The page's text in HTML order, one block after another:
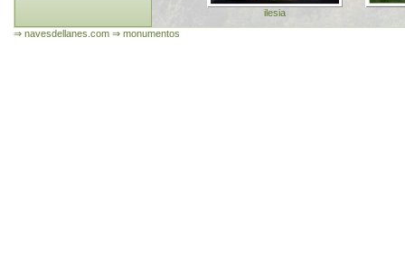
ilesia
⇒ navesdellanes.com ⇒ monumentos